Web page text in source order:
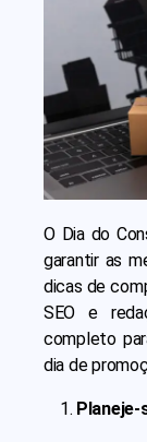
O Dia do
garantir as
dicas de
SEO e
completo
dia de